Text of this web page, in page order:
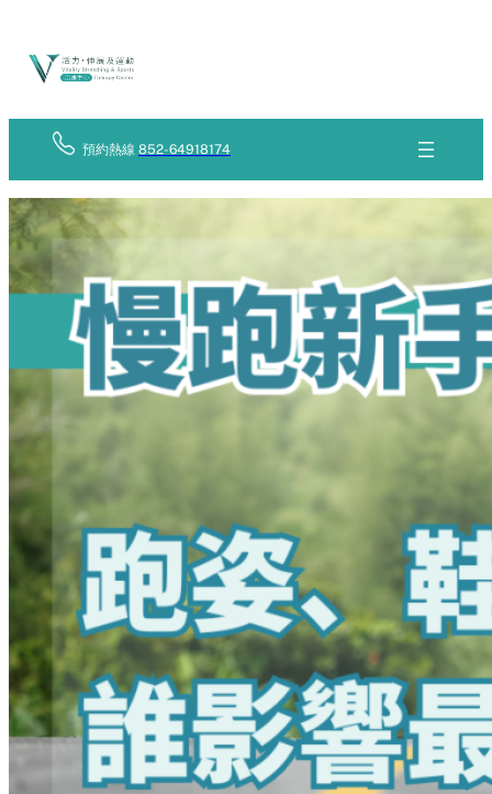
content
預約熱線852-64918174